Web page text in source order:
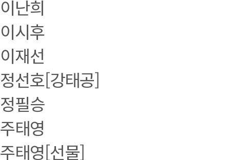
이난희
이시후
이재선
정선호[강태공]
정필승
주태영
주태영[선물]